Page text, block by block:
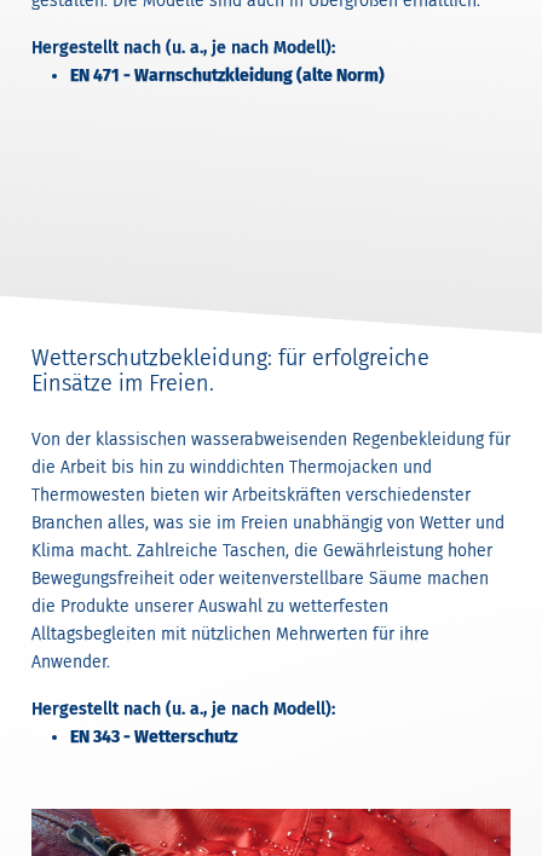
Hergestellt nach (u. a., je nach Modell):
EN 471 - Warnschutzkleidung (alte Norm)
Wetterschutzbekleidung: für erfolgreiche
Einsätze im Freien.
Von der klassischen wasserabweisenden Regenbekleidung für
die Arbeit bis hin zu winddichten Thermojacken und
Thermowesten bieten wir Arbeitskräften verschiedenster
Branchen alles, was sie im Freien unabhängig von Wetter und
Klima macht. Zahlreiche Taschen, die Gewährleistung hoher
Bewegungsfreiheit oder weitenverstellbare Säume machen
die Produkte unserer Auswahl zu wetterfesten
Alltagsbegleiten mit nützlichen Mehrwerten für ihre
Anwender.
Hergestellt nach (u. a., je nach Modell):
EN 343 - Wetterschutz